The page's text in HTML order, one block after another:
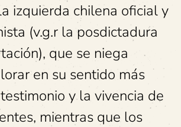
izquierda chilena oficial y
(v.g.r la posdictadura
que se niega
en su sentido más
y la vivencia de
mientras que los